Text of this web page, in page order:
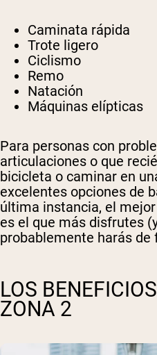
Caminata rápida
Trote ligero
Ciclismo
Remo
Natación
Máquinas elípticas
Para personas con
articulaciones o que
bicicleta o caminar en
excelentes opciones de
última instancia, el
es el que más disfrutes
probablemente harás
LOS
ZONA 2